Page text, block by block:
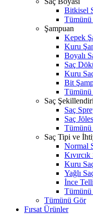
Bitkisel
Şampuan
Kepek
Kuru
Boyalı
Saç
Kuru
Bit
Saç
Saç
Saç
Saç Tipi ve
Normal
Kıvırcık
Kuru
Yağlı
İnce
Tümünü Gör
Fırsat Ürünler